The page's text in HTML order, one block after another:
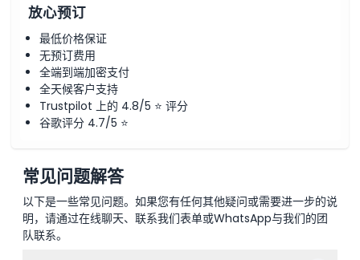
放心预订
最低价格保证
无预订费用
全端到端加密支付
全天候客户支持
Trustpilot 上的 4.8/5 ⭐ 评分
谷歌评分 4.7/5 ⭐
常见问题解答
以下是一些常见问题。如果您有任何其他疑问或需要进一步的说
明，请通过在线聊天、联系我们表单或WhatsApp与我们的团
队联系。